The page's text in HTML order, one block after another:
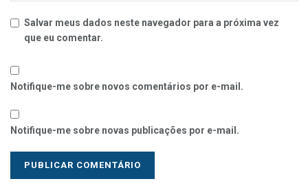
Salvar meus dados neste navegador para a próxima vez
que eu comentar.
Notifique-me sobre novos comentários por e-mail.
Notifique-me sobre novas publicações por e-mail.